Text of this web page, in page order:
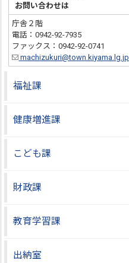
お問い合わせは
庁舎２階
電話：0942-92-7935
ファックス：0942-92-0741
machizukuri@town.kiyama.lg.jp
福祉課
健康増進課
こども課
財政課
教育学習課
出納室